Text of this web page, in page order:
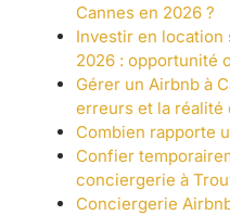
Cannes en 2026 ?
Investir en location
2026 : opportunité
Gérer un Airbnb à
erreurs et la réalité
Combien rapporte
Confier
conciergerie à
Conciergerie